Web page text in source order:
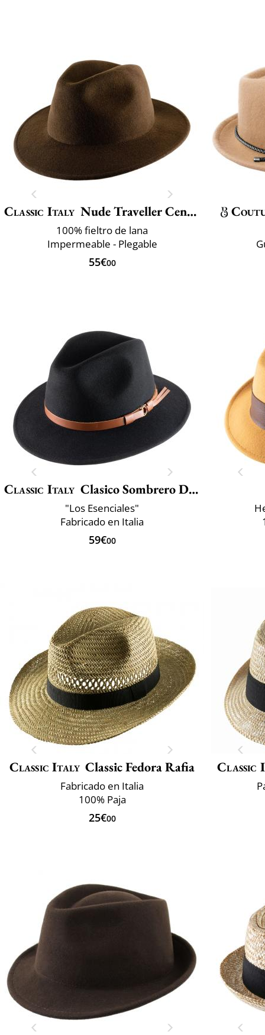
Classic Italy Nude Traveller Center Dent
100% fieltro de lana
Impermeable - Plegable
55€00
Classic Italy Clasico Sombrero De Viaje
"Los Esenciales"
Fabricado en Italia
59€00
Classic Italy Classic Fedora Rafia
Fabricado en Italia
100% Paja
25€00
Classic